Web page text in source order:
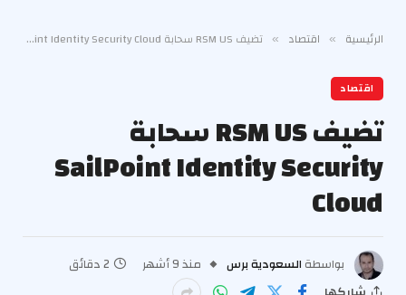
الرئيسية » اقتصاد » تضيف RSM US سحابة SailPoint Identity Security Cloud
اقتصاد
تضيف RSM US سحابة
SailPoint Identity Security
Cloud
بواسطة السعودية برس منذ 9 أشهر
2 دقائق